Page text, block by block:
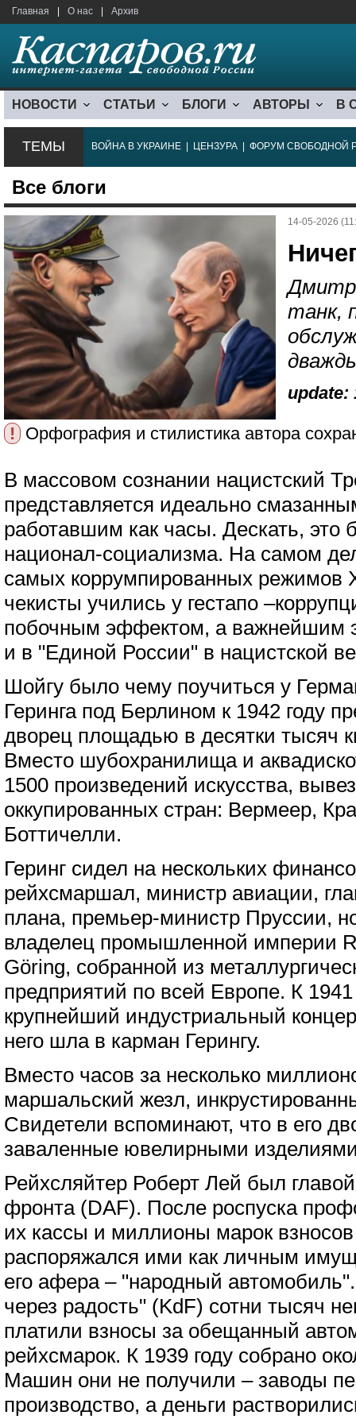
Главная О нас Архив
НОВОСТИ СТАТЬИ БЛОГИ АВТОРЫ В
ТЕМЫ ВОЙНА В УКРАИНЕ ЦЕНЗУРА ФОРУМ СВОБОДНОЙ
Все блоги
14-05-2026
танк,
update:
! Орфография и стилистика автора
В массовом сознании нацистский
представляется идеально
работавшим как часы. Дескать,
национал-социализма. На самом
самых коррумпированных режимов
чекисты учились у гестапо
побочным эффектом, а важнейшим
и в "Единой России" в нацистской
Шойгу было чему поучиться у
Геринга под Берлином к 1942 году
дворец площадью в десятки тысяч
Вместо шубохранилища и
1500 произведений искусства,
оккупированных стран: Вермеер,
Боттичелли.
Геринг сидел на нескольких
рейхсмаршал, министр авиации,
плана, премьер-министр Пруссии,
владелец промышленной империи
Göring, собранной из
предприятий по всей Европе. К
крупнейший индустриальный
него шла в карман Герингу.
Вместо часов за несколько
маршальский жезл,
Свидетели вспоминают, что в его
заваленные ювелирными
Рейхсляйтер Роберт Лей был главой
фронта (DAF). После роспуска
их кассы и миллионы марок
распоряжался ими как личным
его афера – "народный
через радость" (KdF) сотни тысяч
платили взносы за обещанный
рейхсмарок. К 1939 году собрано
Машин они не получили – заводы
производство, а деньги